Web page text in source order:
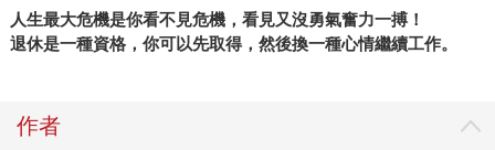
人生最大危機是你看不見危機，看見又沒勇氣奮力一搏！
退休是一種資格，你可以先取得，然後換一種心情繼續工作。
作者